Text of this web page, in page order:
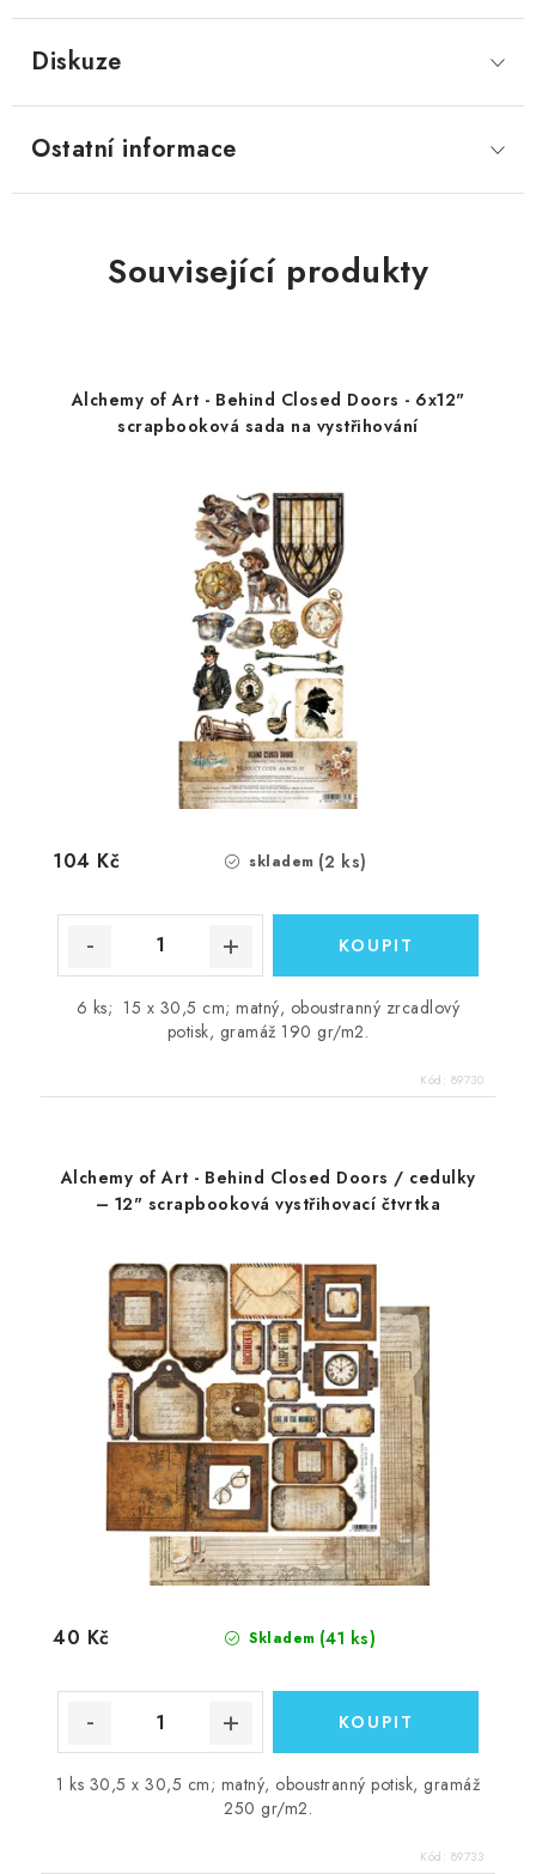
Diskuze
Ostatní informace
Související produkty
Alchemy of Art - Behind Closed Doors - 6x12"
scrapbooková sada na vystřihování
skladem (2 ks)
104 Kč
6 ks; 15 x 30,5 cm; matný, oboustranný zrcadlový
potisk, gramáž 190 gr/m2.
Kód: 89730
Alchemy of Art - Behind Closed Doors / cedulky
– 12" scrapbooková vystřihovací čtvrtka
Skladem (41 ks)
40 Kč
1 ks 30,5 x 30,5 cm; matný, oboustranný potisk, gramáž
250 gr/m2.
Kód: 89733